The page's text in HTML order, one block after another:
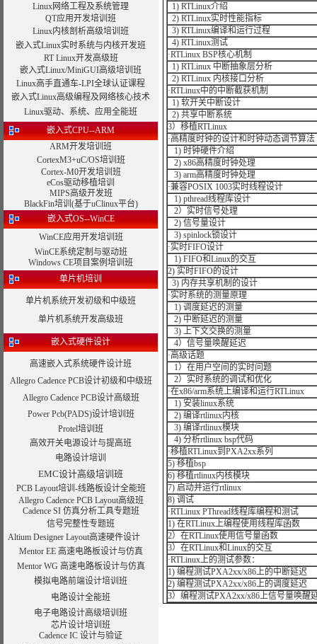
Linux网络工程及系统管理
QT应用开发培训班
Linux内核剖析高级培训班
嵌入式Linux实时系统与内核开发班
RT Linux开发高级班
嵌入式Linux/MiniGUI高级培训班
Linux高手直通车-LPI全球认证课程
嵌入式Linux高级编程及网络核心技术
Linux驱动、系统、应用全能班
嵌入式CPU--ARM
ARM开发培训班
CortexM3+uC/OS培训班
Cortex-M0开发培训班
eCos驱动移植培训
MIPS高级开发班
BlackFin培训(基于uClinux平台)
嵌入式OS--WinCE
WinCE应用开发培训班
WinCE系统定制与驱动班
Windows CE项目案例培训班
单片机培训
单片机系统开发初级和中级班
单片机系统开发高级班
嵌入式硬件设计
高速嵌入式系统硬件设计班
Allegro Cadence PCB设计初级和中级班
Allegro Cadence PCB设计高级班
Power Pcb(PADS)设计培训班
Protel培训班
高效开关电源设计与提高班
电路设计培训
EMC设计高级培训班
PCB Layout培训-线路板设计全能班
Allegro Cadence PCB Layout高级班
Cadence SI 仿真分析工具专题班
信号完整性专题班
Altium Designer Layout高速硬件设计
Mentor EE 高速电路板设计与仿真
Mentor WG 高速电路板设计与仿真
模拟电路前端设计培训班
电路设计全能班
电子电路设计高级培训班
芯片设计培训班
Cadence IC 设计与验证
1) RTLinux介绍
2) RTLinux实时性能指标
3) RTLinux编译和运行过程
4) RTLinux测试
·RTLinux BSP核心机制
1) RTLinux 中断抽象层分析
2) RTLinux 内核接口分析
·RTLinux中的中断截获机制
1) 软开关中断设计
2) 共享中断系统
3）移植RTLinux
·高精度时钟的设计和时钟动态调节算法
1) 时钟硬件介绍
2) x86高精度时钟处理
3) arm高精度时钟处理
·兼容POSIX 1003实时线程设计
1) pthread线程库设计
2）实时信号处理
2) 信号量设计
3) spinlock锁设计
·实时FIFO设计
1) FIFO和Linux的交互
2) 实时FIFO的设计
3) 内存共享机制的设计
·实时系统的测量原理
1) 调度延迟的测量
2) 中断延迟的测量
3) 上下文交换的测量
4）信号量唤醒延迟
·高级话题
1）在用户空间的实时问题
2）实时系统的调试和优化
·在x86/arm系统上编译和运行RTLinux
1) 安装linux系统
2) 编译rtlinux内核
3) 编译rtlinux模块
4) 分析rtlinux bsp代码
·移植RTLinux到PXA2xx系列
5) 移植bsp
6) 移植rtlinux内核模块
7) 启动并运行rtlinux
8) 调试
·RTLinux PThread线程库编程和测试
1) 在RTLinux上编程使用线程库函数
2）在RTLinux使用信号量函数
3）在RTLinux和Linux的交互
·RTLinux上的测试参数：
1) 编程测试PXA2xx/x86上的中断延迟
2) 编程测试PXA2xx/x86上的调度延迟
3）编程测试PXA2xx/x86上信号量唤醒